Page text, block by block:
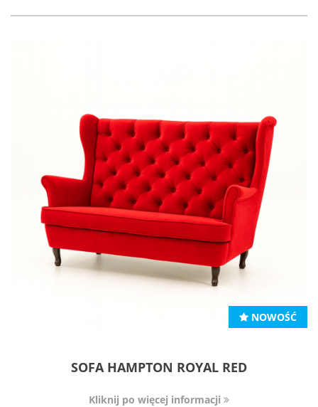
NOWOŚĆ
SOFA HAMPTON ROYAL RED
Kliknij po więcej informacji